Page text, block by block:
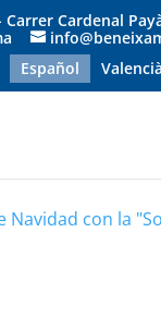
Carrer Cardenal
Español
Valencià
Navidad con la